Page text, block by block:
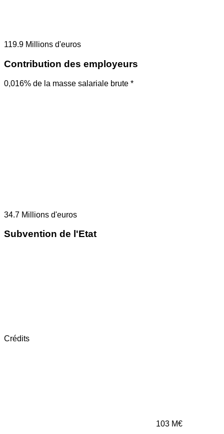
119.9 Millions d'euros
Contribution des employeurs
0,016% de la masse salariale brute *
34.7 Millions d'euros
Subvention de l'Etat
Crédits
103 M€